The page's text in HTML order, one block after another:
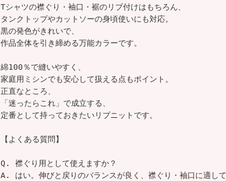
Tシャツの襟ぐり・袖口・裾のリブ付けはもちろん、
タンクトップやカットソーの身頃使いにも対応。
黒の発色がきれいで、
作品全体を引き締める万能カラーです。
綿100％で縫いやすく、
家庭用ミシンでも安心して扱える点もポイント。
正直なところ、
「迷ったらこれ」で成立する、
定番として持っておきたいリブニットです。
【よくある質問】
Q. 襟ぐり用として使えますか？
A. はい。伸びと戻りのバランスが良く、襟ぐり・袖口に適して